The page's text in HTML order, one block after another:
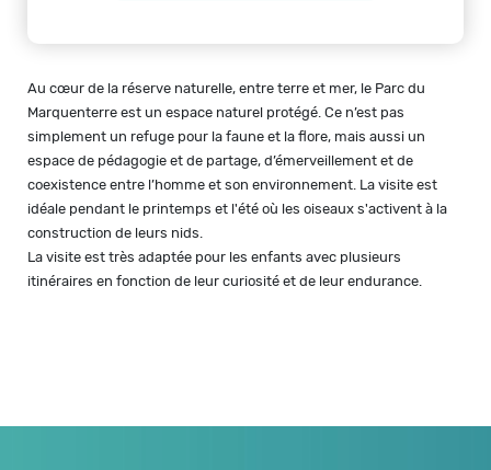
Au cœur de la réserve naturelle, entre terre et mer, le Parc du
Marquenterre est un espace naturel protégé. Ce n’est pas
simplement un refuge pour la faune et la flore, mais aussi un
espace de pédagogie et de partage, d’émerveillement et de
coexistence entre l’homme et son environnement. La visite est
idéale pendant le printemps et l'été où les oiseaux s'activent à la
construction de leurs nids.
La visite est très adaptée pour les enfants avec plusieurs
itinéraires en fonction de leur curiosité et de leur endurance.